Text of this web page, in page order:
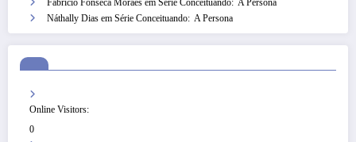
Fabricio Fonseca Moraes em Série Conceituando: A Persona
Náthally Dias em Série Conceituando: A Persona
Online Visitors:
0